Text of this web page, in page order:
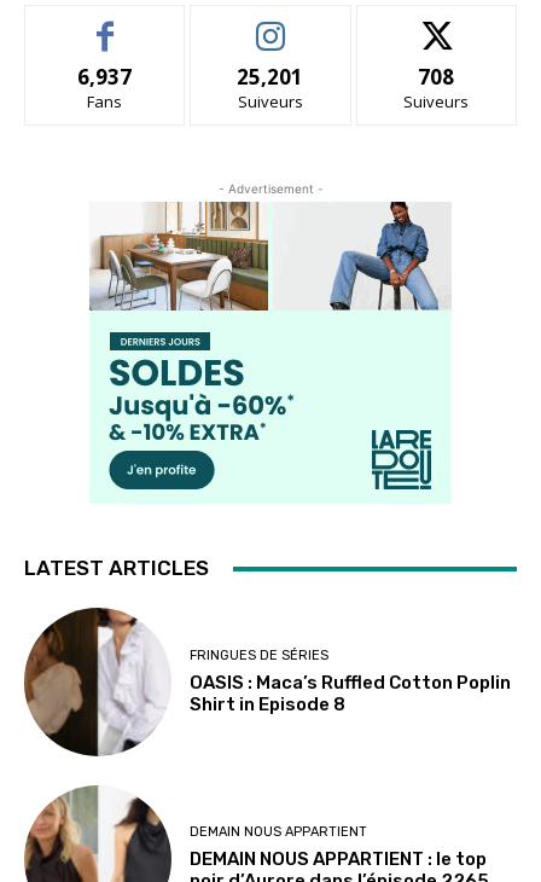
6,937
Fans
25,201
Suiveurs
708
Suiveurs
- Advertisement -
LATEST ARTICLES
FRINGUES DE SÉRIES
OASIS : Maca’s Ruffled Cotton Poplin
Shirt in Episode 8
DEMAIN NOUS APPARTIENT
DEMAIN NOUS APPARTIENT : le top